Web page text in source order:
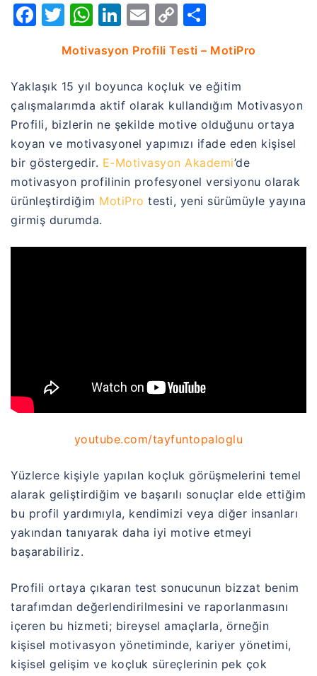
Facebook
Twitter
WhatsApp
LinkedIn
Email
Copy
Motivasyon Profili Testi – MotiPro
Yaklaşık 15 yıl boyunca koçluk ve eğitim
çalışmalarımda aktif olarak kullandığım Motivasyon
Profili, bizlerin ne şekilde motive olduğunu ortaya
koyan ve motivasyonel yapımızı ifade eden kişisel
bir göstergedir. E-Motivasyon Akademi’de
motivasyon profilinin profesyonel versiyonu olarak
ürünleştirdiğim MotiPro testi, yeni sürümüyle yayına
girmiş durumda.
youtube.com/tayfuntopaloglu
Yüzlerce kişiyle yapılan koçluk görüşmelerini temel
alarak geliştirdiğim ve başarılı sonuçlar elde ettiğim
bu profil yardımıyla, kendimizi veya diğer insanları
yakından tanıyarak daha iyi motive etmeyi
başarabiliriz.
Profili ortaya çıkaran test sonucunun bizzat benim
tarafımdan değerlendirilmesini ve raporlanmasını
içeren bu hizmeti; bireysel amaçlarla, örneğin
kişisel motivasyon yönetiminde, kariyer yönetimi,
kişisel gelişim ve koçluk süreçlerinin pek çok